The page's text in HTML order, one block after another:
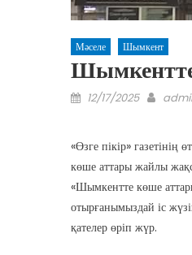
Мәселе Шымкент
Posted
12/17/2025
«Өзге пікір»
көше аттары жайлы
«Шымкентте көше
отырғанымыздай іс
қателер өріп жүр.